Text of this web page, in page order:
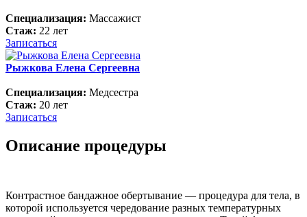
Специализация: Массажист
Стаж: 22 лет
Записаться
Рыжкова Елена Сергеевна
Специализация: Медсестра
Стаж: 20 лет
Записаться
Описание процедуры
Контрастное бандажное обертывание — процедура для тела, в
которой используется чередование разных температурных